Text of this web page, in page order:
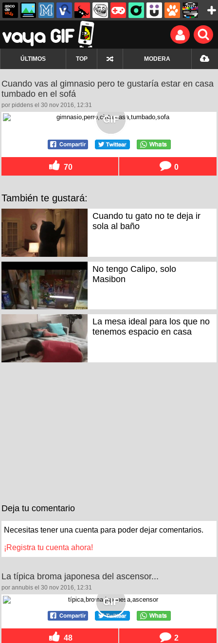
ÚLTIMOS TOP MODERA
Cuando vas al gimnasio pero te gustaría estar en casa
tumbado en el sofá
por piddens el 30 nov 2016, 12:31
70 0
También te gustará:
Cuando tu gato no te deja ir
sola al baño
No tengo Calipo, solo
Masibon
La mesa ideal para los que no
tenemos espacio en casa
Deja tu comentario
Necesitas tener una cuenta para poder dejar comentarios.
¡Registra tu cuenta ahora!
La típica broma japonesa del ascensor...
por annubis el 30 nov 2016, 12:31
48 2